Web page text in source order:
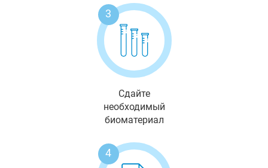
3
Сдайте
необходимый
биоматериал
4